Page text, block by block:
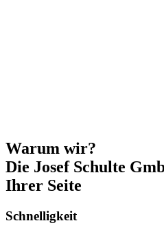
Warum wir?
Die Josef Schulte
Ihrer Seite
Schnelligkeit